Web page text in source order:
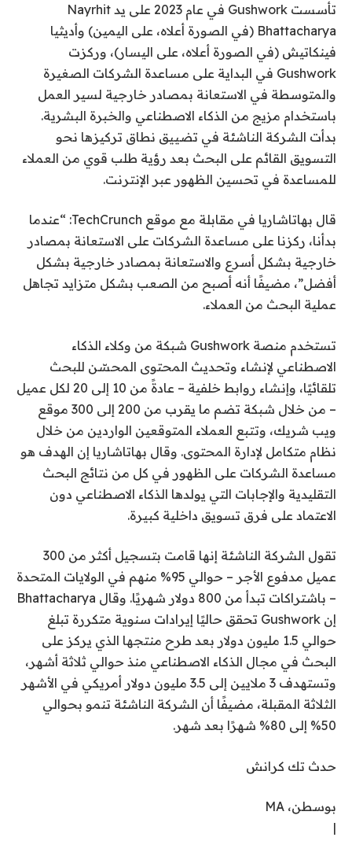
تأسست Gushwork في عام 2023 على يد Nayrhit
Bhattacharya (في الصورة أعلاه، على اليمين) وأديثيا
فينكاتيش (في الصورة أعلاه، على اليسار)، وركزت
Gushwork في البداية على مساعدة الشركات الصغيرة
والمتوسطة في الاستعانة بمصادر خارجية لسير العمل
باستخدام مزيج من الذكاء الاصطناعي والخبرة البشرية.
بدأت الشركة الناشئة في تضييق نطاق تركيزها نحو
التسويق القائم على البحث بعد رؤية طلب قوي من العملاء
للمساعدة في تحسين الظهور عبر الإنترنت.
قال بهاتاشاريا في مقابلة مع موقع TechCrunch: “عندما
بدأنا، ركزنا على مساعدة الشركات على الاستعانة بمصادر
خارجية بشكل أسرع والاستعانة بمصادر خارجية بشكل
أفضل”، مضيفًا أنه أصبح من الصعب بشكل متزايد تجاهل
عملية البحث من العملاء.
تستخدم منصة Gushwork شبكة من وكلاء الذكاء
الاصطناعي لإنشاء وتحديث المحتوى المحسّن للبحث
تلقائيًا، وإنشاء روابط خلفية – عادةً من 10 إلى 20 لكل عميل
– من خلال شبكة تضم ما يقرب من 200 إلى 300 موقع
ويب شريك، وتتبع العملاء المتوقعين الواردين من خلال
نظام متكامل لإدارة المحتوى. وقال بهاتاشاريا إن الهدف هو
مساعدة الشركات على الظهور في كل من نتائج البحث
التقليدية والإجابات التي يولدها الذكاء الاصطناعي دون
الاعتماد على فرق تسويق داخلية كبيرة.
تقول الشركة الناشئة إنها قامت بتسجيل أكثر من 300
عميل مدفوع الأجر – حوالي 95% منهم في الولايات المتحدة
– باشتراكات تبدأ من 800 دولار شهريًا. وقال Bhattacharya
إن Gushwork تحقق حاليًا إيرادات سنوية متكررة تبلغ
حوالي 1.5 مليون دولار بعد طرح منتجها الذي يركز على
البحث في مجال الذكاء الاصطناعي منذ حوالي ثلاثة أشهر،
وتستهدف 3 ملايين إلى 3.5 مليون دولار أمريكي في الأشهر
الثلاثة المقبلة، مضيفًا أن الشركة الناشئة تنمو بحوالي
50% إلى 80% شهرًا بعد شهر.
حدث تك كرانش
بوسطن، MA
|